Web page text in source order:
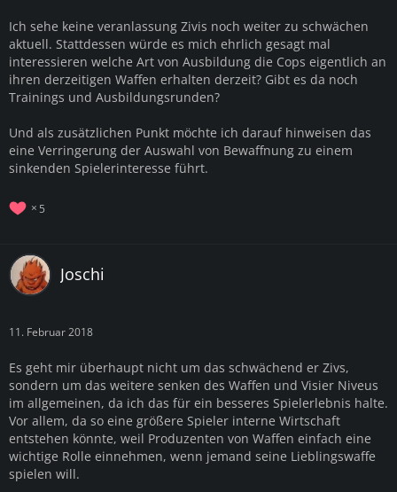
Ich sehe keine veranlassung Zivis noch weiter zu schwächen
aktuell. Stattdessen würde es mich ehrlich gesagt mal
interessieren welche Art von Ausbildung die Cops eigentlich an
ihren derzeitigen Waffen erhalten derzeit? Gibt es da noch
Trainings und Ausbildungsrunden?
Und als zusätzlichen Punkt möchte ich darauf hinweisen das
eine Verringerung der Auswahl von Bewaffnung zu einem
sinkenden Spielerinteresse führt.
5
Joschi
11. Februar 2018
Es geht mir überhaupt nicht um das schwächend er Zivs,
sondern um das weitere senken des Waffen und Visier Niveus
im allgemeinen, da ich das für ein besseres Spielerlebnis halte.
Vor allem, da so eine größere Spieler interne Wirtschaft
entstehen könnte, weil Produzenten von Waffen einfach eine
wichtige Rolle einnehmen, wenn jemand seine Lieblingswaffe
spielen will.